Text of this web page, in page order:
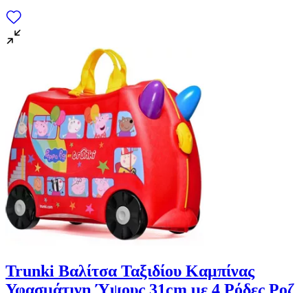
Trunki Βαλίτσα Ταξιδίου Καμπίνας
Υφασμάτινη Ύψους 31cm με 4 Ρόδες Ροζ